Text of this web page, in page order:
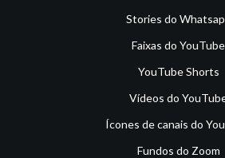
Stories do
Faixas do YouTube
YouTube Shorts
Vídeos do
Ícones de canais do
Fundos do Zoom